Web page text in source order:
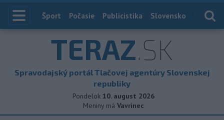
Index
Šport Počasie Publicistika Slovensko
TERAZ.SK
Spravodajský portál Tlačovej agentúry Slovenskej
republiky
Pondelok 10. august 2026
Meniny má Vavrinec